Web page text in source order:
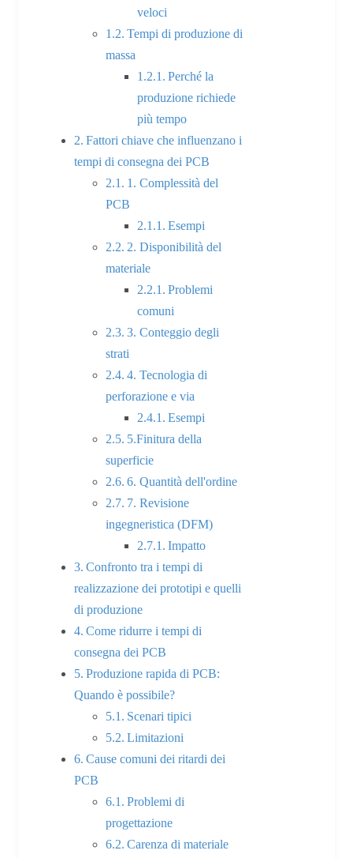
veloci
Tempi di produzione di
massa
Perché la
produzione richiede
più tempo
Fattori chiave che influenzano i
tempi di consegna dei PCB
1. Complessità del
PCB
Esempi
2. Disponibilità del
materiale
Problemi
comuni
3. Conteggio degli
strati
4. Tecnologia di
perforazione e via
Esempi
5.Finitura della
superficie
6. Quantità dell'ordine
7. Revisione
ingegneristica (DFM)
Impatto
Confronto tra i tempi di
realizzazione dei prototipi e quelli
di produzione
Come ridurre i tempi di
consegna dei PCB
Produzione rapida di PCB:
Quando è possibile?
Scenari tipici
Limitazioni
Cause comuni dei ritardi dei
PCB
Problemi di
progettazione
Carenza di materiale